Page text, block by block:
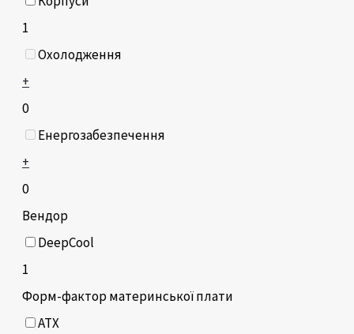
1
Охолодження
+
0
Енергозабезпечення
+
0
Вендор
DeepCool
1
Форм-фактор материнської плати
ATX